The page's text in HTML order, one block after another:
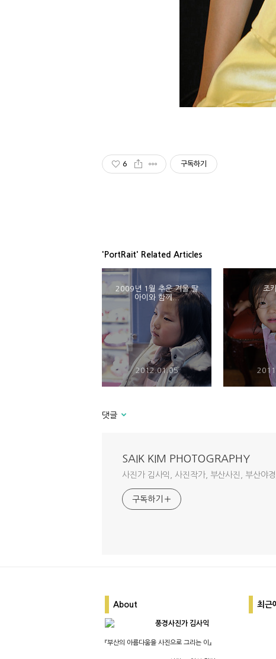
6 구독하기
'PortRait' Related Articles
2009년 1월 추운 겨울 딸
아이와 함께...
2012.01.05
조
댓글
SAIK KIM PHOTOGRAPHY
사진가 김사익, 사진작가, 부산사진, 부산야
구독하기
About
풍경사진가 김사익
『부산의 아름다움을 사진으로 그리는 이』
최근